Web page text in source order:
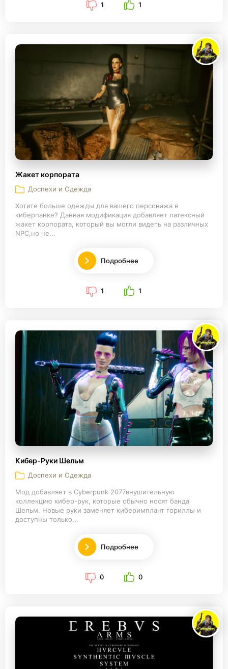
1 1
Жакет корпората
Доспехи и Одежда
Хотите больше одежды для вашего персонажа в
киберпанке? Данная модификация добавляет латексный
жакет корпората, который вы могли видеть на различных
NPC,но не...
Подробнее
1 1
Кибер-Руки Шельм
Доспехи и Одежда
Мод добавляет в Cyberpunk 2077внушительную
коллекцию кибер-рук, которые обычно носят банда
Шельм. Новые руки заменяет киберимплант гориллы и
доступны только...
Подробнее
0 0